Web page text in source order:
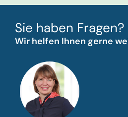
Sie haben Fragen?
Wir helfen Ihnen gerne